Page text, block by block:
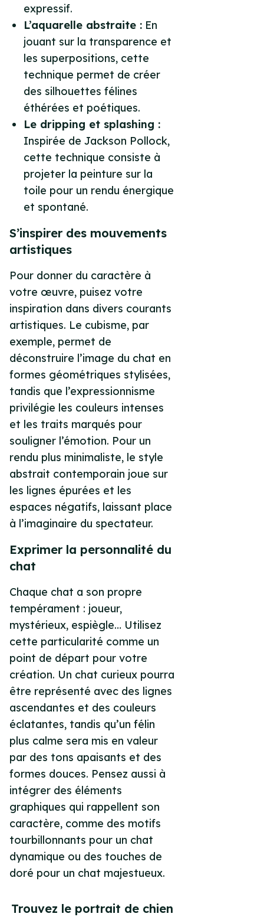
expressif.
L’aquarelle abstraite : En
jouant sur la transparence et
les superpositions, cette
technique permet de créer
des silhouettes félines
éthérées et poétiques.
Le dripping et splashing :
Inspirée de Jackson Pollock,
cette technique consiste à
projeter la peinture sur la
toile pour un rendu énergique
et spontané.
S’inspirer des mouvements
artistiques
Pour donner du caractère à
votre œuvre, puisez votre
inspiration dans divers courants
artistiques. Le cubisme, par
exemple, permet de
déconstruire l’image du chat en
formes géométriques stylisées,
tandis que l’expressionnisme
privilégie les couleurs intenses
et les traits marqués pour
souligner l’émotion. Pour un
rendu plus minimaliste, le style
abstrait contemporain joue sur
les lignes épurées et les
espaces négatifs, laissant place
à l’imaginaire du spectateur.
Exprimer la personnalité du
chat
Chaque chat a son propre
tempérament : joueur,
mystérieux, espiègle… Utilisez
cette particularité comme un
point de départ pour votre
création. Un chat curieux pourra
être représenté avec des lignes
ascendantes et des couleurs
éclatantes, tandis qu’un félin
plus calme sera mis en valeur
par des tons apaisants et des
formes douces. Pensez aussi à
intégrer des éléments
graphiques qui rappellent son
caractère, comme des motifs
tourbillonnants pour un chat
dynamique ou des touches de
doré pour un chat majestueux.
Trouvez le portrait de chien